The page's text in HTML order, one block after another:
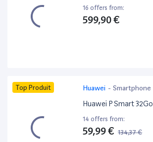
16 offers from:
599,90 €
Top Produit Huawei - Smartphone
Huawei P Smart 32Go
14 offers from:
59,99 € 134,37 €